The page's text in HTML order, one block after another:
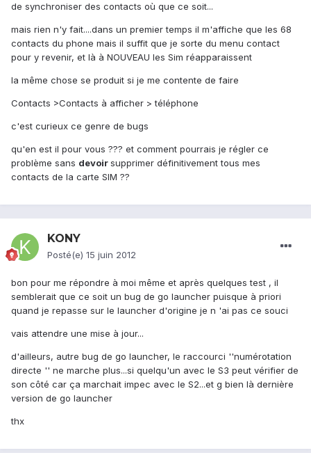
de synchroniser des contacts où que ce soit...
mais rien n'y fait....dans un premier temps il m'affiche que les 68
contacts du phone mais il suffit que je sorte du menu contact
pour y revenir, et là à NOUVEAU les Sim réapparaissent
la même chose se produit si je me contente de faire
Contacts >Contacts à afficher > téléphone
c'est curieux ce genre de bugs
qu'en est il pour vous ??? et comment pourrais je régler ce
problème sans devoirsupprimer définitivement tous mes
contacts de la carte SIM ??
KONY
Posté(e) 15 juin 2012
bon pour me répondre à moi même et après quelques test , il
semblerait que ce soit un bug de go launcher puisque à priori
quand je repasse sur le launcher d'origine je n 'ai pas ce souci
vais attendre une mise à jour...
d'ailleurs, autre bug de go launcher, le raccourci ''numérotation
directe '' ne marche plus...si quelqu'un avec le S3 peut vérifier de
son côté car ça marchait impec avec le S2...et g bien là dernière
version de go launcher
thx